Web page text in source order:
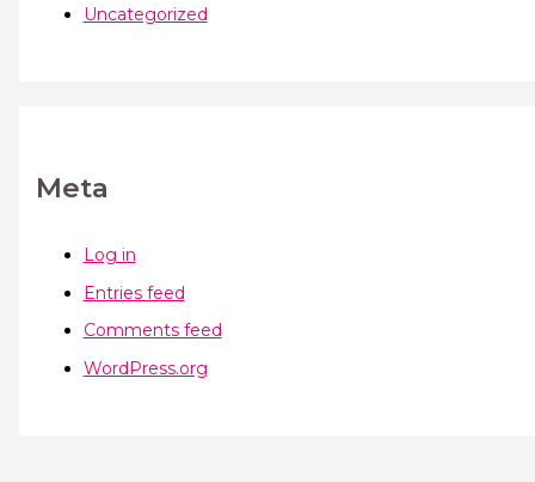
Uncategorized
Meta
Log in
Entries feed
Comments feed
WordPress.org